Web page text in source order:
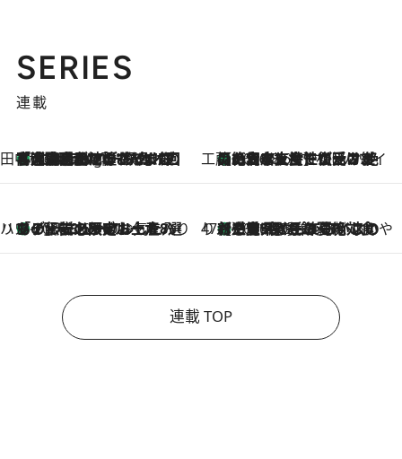
SERIES
連載
田中稲の勝手に再ブーム
1 Hour Ago
「湘南乃風に憧れて」観客大盛上がりの“タオル回し”に、ラッパー顔負けの高速歌唱まで…さだまさし（74）のアグレッシブすぎる現在地 工藤まやのおもてなしハワイ
2026.8.6
【ハワイ土産】ローカルの絶大な支持で復活！ 絶品の幻クッキー《元ファンの日本人女性が受け継いだ名店》
ハワイ賢者 リサのお気に入りリスト2026.8.6
あの伝説の限定トートも！ リニューアルした「ディーン＆デルーカ ハワイ」で必須のお土産8選 47都道府県の手みやげ ひんやりスイーツで夏を満喫
2026.8.6
【三重県】この夏絶対食べたい 冷やしておいしいおやつ3選 お餅×アイスの新感覚スイーツ
連載 TOP